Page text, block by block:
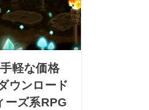
軽な価格
ウンロード
ーズ系RPG